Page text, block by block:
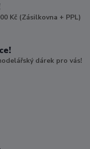
Kč (Zásilkovna + PPL)
dárek pro vás!